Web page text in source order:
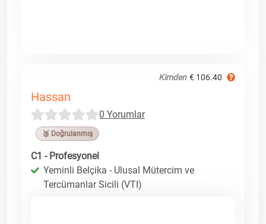
Kimden € 106.40
Hassan
0 Yorumlar
🥉 Doğrulanmış
C1 - Profesyonel
Yeminli Belçika - Ulusal Mütercim ve
Tercümanlar Sicili (VTI)